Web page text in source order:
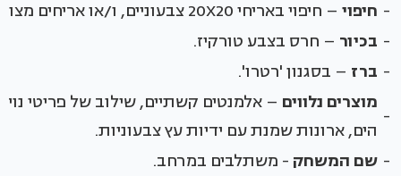
- חיפוי – חיפוי באריחי 20X20 צבעוניים, ו/או אריחים מצויירים ביד.
- בכיור – חרס בצבע טורקיז.
- ברז – בסגנון 'רטרו'.
-
מוצרים נלווים – אלמנטים קשתיים, שילוב של פריטי נוי
הים, ארונות שמנת עם ידיות עץ צבעוניות.
- שם המשחק - משתלבים במרחב.